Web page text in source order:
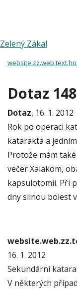
Zelený Zákal
Dotaz
Dotaz, 16. 1. 2012
Rok po operaci
katarakta a
Protože mám
večer Xalakom,
kapsulotomii. Při
dny silnou bolest
16. 1. 2012
Sekundární
V některých